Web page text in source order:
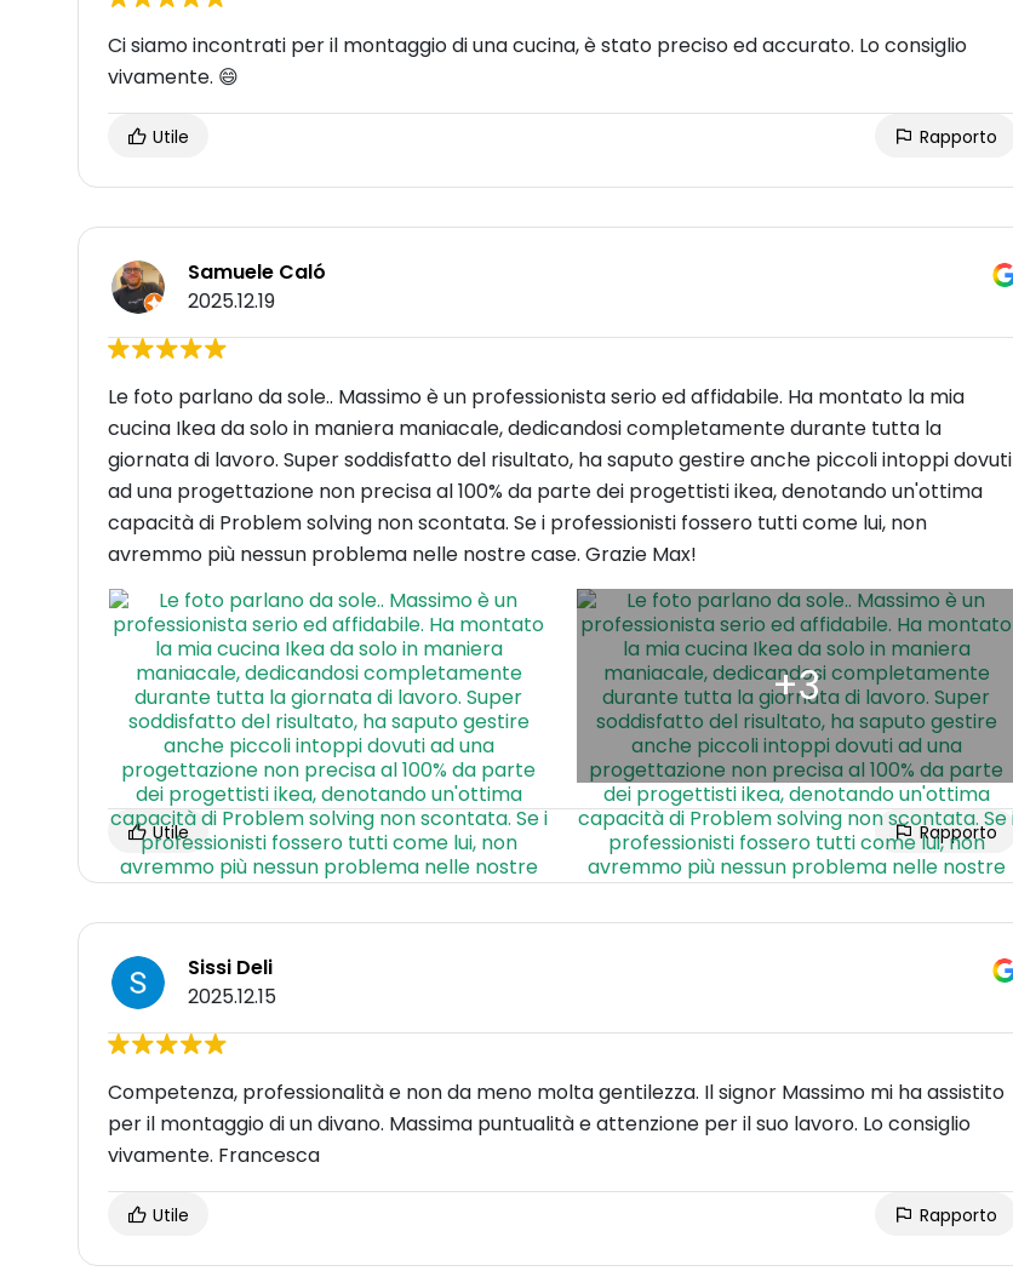
Ci siamo incontrati per il montaggio di una cucina, è stato preciso ed accurato. Lo consiglio
vivamente. 😄
Utile Rapporto
Samuele Caló
2025.12.19
Le foto parlano da sole.. Massimo è un professionista serio ed affidabile. Ha montato la mia
cucina Ikea da solo in maniera maniacale, dedicandosi completamente durante tutta la
giornata di lavoro. Super soddisfatto del risultato, ha saputo gestire anche piccoli intoppi dovuti
ad una progettazione non precisa al 100% da parte dei progettisti ikea, denotando un'ottima
capacità di Problem solving non scontata. Se i professionisti fossero tutti come lui, non
avremmo più nessun problema nelle nostre case. Grazie Max!
Utile Rapporto
Sissi Deli
2025.12.15
Competenza, professionalità e non da meno molta gentilezza. Il signor Massimo mi ha assistito
per il montaggio di un divano. Massima puntualità e attenzione per il suo lavoro. Lo consiglio
vivamente. Francesca
Utile Rapporto